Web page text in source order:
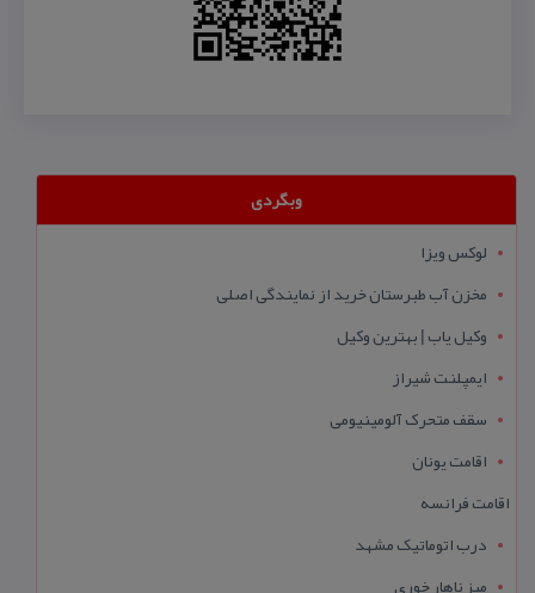
وبگردی
لوکس ویزا
مخزن آب طبرستان خرید از نمایندگی اصلی
وکیل یاب | بهترین وکیل
ایمپلنت شیراز
سقف متحرک آلومینیومی
اقامت یونان
اقامت فرانسه
درب اتوماتیک مشهد
میز ناهار خوری